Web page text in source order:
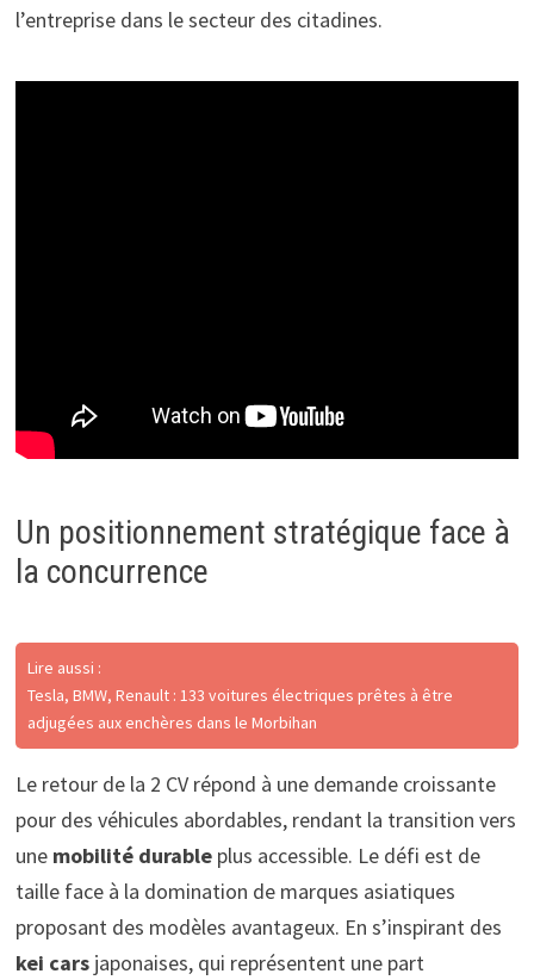
l’entreprise dans le secteur des citadines.
Un positionnement stratégique face à
la concurrence
Lire aussi :
Tesla, BMW, Renault : 133 voitures électriques prêtes à être
adjugées aux enchères dans le Morbihan
Le retour de la 2 CV répond à une demande croissante
pour des véhicules abordables, rendant la transition vers
une mobilité durableplus accessible. Le défi est de
taille face à la domination de marques asiatiques
proposant des modèles avantageux. En s’inspirant des
kei carsjaponaises, qui représentent une part